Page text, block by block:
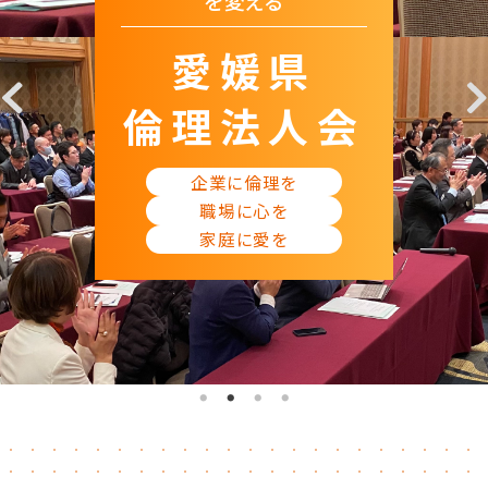
愛媛県
倫理法⼈会
企業に倫理を
職場に⼼を
家庭に愛を